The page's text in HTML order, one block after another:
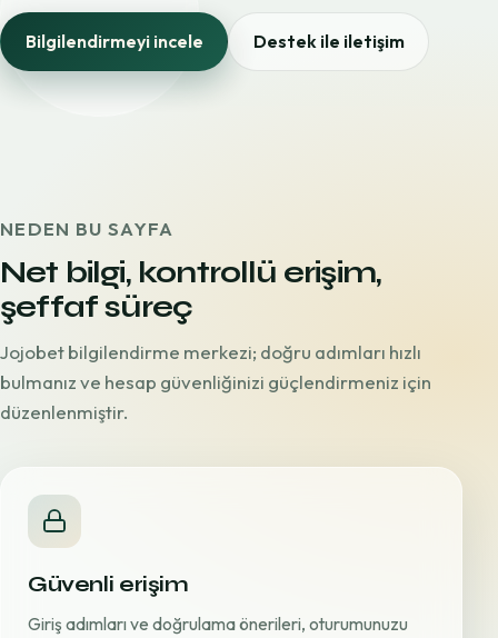
Bilgilendirmeyi incele Destek ile iletişim
NEDEN BU SAYFA
Net bilgi, kontrollü erişim,
şeffaf süreç
Jojobet bilgilendirme merkezi; doğru adımları hızlı
bulmanız ve hesap güvenliğinizi güçlendirmeniz için
düzenlenmiştir.
Güvenli erişim
Giriş adımları ve doğrulama önerileri, oturumunuzu